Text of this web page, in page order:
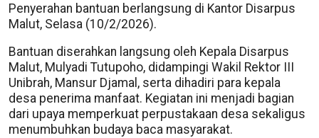
Penyerahan bantuan berlangsung di Kantor Disarpus
Malut, Selasa (10/2/2026).
Bantuan diserahkan langsung oleh Kepala Disarpus
Malut, Mulyadi Tutupoho, didampingi Wakil Rektor III
Unibrah, Mansur Djamal, serta dihadiri para kepala
desa penerima manfaat. Kegiatan ini menjadi bagian
dari upaya memperkuat perpustakaan desa sekaligus
menumbuhkan budaya baca masyarakat.